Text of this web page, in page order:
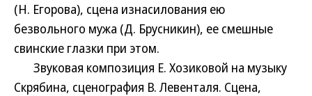
(Н. Егорова), сцена изнасилования ею
безвольного мужа (Д. Брусникин), ее смешные
свинские глазки при этом.
Звуковая композиция Е. Хозиковой на музыку
Скрябина, сценография В. Левенталя. Сцена,